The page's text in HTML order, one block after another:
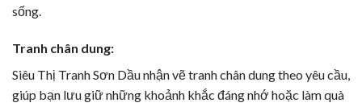
sống.
Tranh chân dung:
Siêu Thị Tranh Sơn Dầu nhận vẽ tranh chân dung theo yêu cầu,
giúp bạn lưu giữ những khoảnh khắc đáng nhớ hoặc làm quà